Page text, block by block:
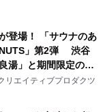
登場！ 「サウナのあ
」第2弾 渋谷
湯」と期間限定のコ
サウナイキタイコラ
定！
リエイティブプロダクツ